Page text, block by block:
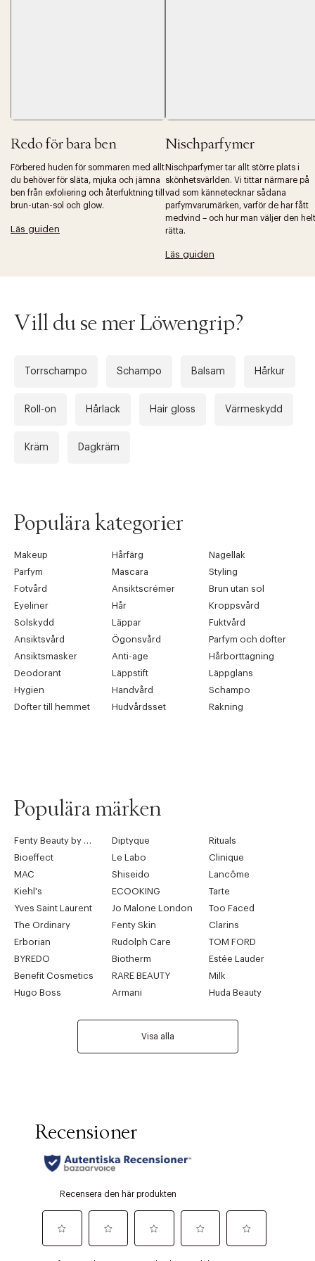
Redo för bara ben
Förbered huden för sommaren med allt
du behöver för släta, mjuka och jämna
ben från exfoliering och återfuktning till
brun-utan-sol och glow.
Läs guiden
Nischparfymer
Nischparfymer tar allt större plats i
skönhetsvärlden. Vi tittar närmare på
vad som kännetecknar sådana
parfymvarumärken, varför de har fått
medvind – och hur man väljer den helt
rätta.
Läs guiden
Vill du se mer Löwengrip?
Torrschampo Schampo Balsam Hårkur
Roll-on Hårlack Hair gloss Värmeskydd
Kräm Dagkräm
Populära kategorier
Makeup Hårfärg
Nagellak
Parfym
Mascara
Styling
Fotvård
Ansiktscrémer
Brun utan sol
Eyeliner
Hår
Kroppsvård
Solskydd
Läppar
Fuktvård
Ansiktsvård
Ögonsvård
Parfym och dofter
Ansiktsmasker
Anti-age
Hårborttagning
Deodorant
Läppstift
Läppglans
Hygien
Handvård
Schampo
Dofter till hemmet
Hudvårdsset Rakning
Populära märken
Diptyque
Rituals
Bioeffect
Le Labo
Clinique
MAC
Shiseido
Lancôme
Kiehl's
ECOOKING
Tarte
Yves Saint Laurent
Jo Malone London
Too Faced
The Ordinary
Fenty Skin
Clarins
Erborian
Rudolph Care
TOM FORD
BYREDO
Biotherm
Estée Lauder
Benefit Cosmetics
RARE BEAUTY
Milk
Hugo Boss
Armani Huda Beauty
Visa alla